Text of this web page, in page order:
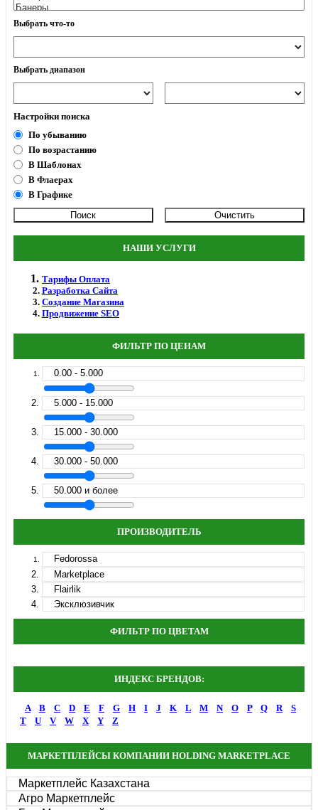
Выбрать что-то
Выбрать диапазон
Настройки поиска
По убыванию
По возрастанию
В Шаблонах
В Флаерах
В Графике
НАШИ УСЛУГИ
Тарифы Оплата
Разработка Сайта
Создание Магазина
Продвижение SEO
ФИЛЬТР ПО ЦЕНАМ
0.00 - 5.000
5.000 - 15.000
15.000 - 30.000
30.000 - 50.000
50.000 и более
ПРОИЗВОДИТЕЛЬ
Fedorossa
Marketplace
Flairlik
Эксклюзивчик
ФИЛЬТР ПО ЦВЕТАМ
ИНДЕКС БРЕНДОВ:
A B C D E F G H I J K L M N O P Q R
S
T
U V W X Y Z
МАРКЕТПЛЕЙСЫ КОМПАНИИ HOLDING MARKETPLACE
Маркетплейс Казахстана
Агро Маркетплейс